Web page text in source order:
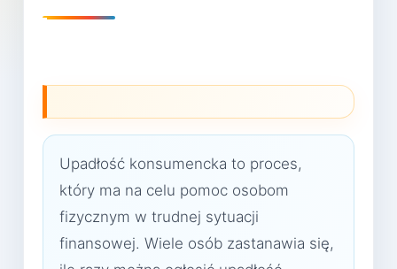
Upadłość konsumencka to proces,
który ma na celu pomoc osobom
fizycznym w trudnej sytuacji
finansowej. Wiele osób zastanawia się,